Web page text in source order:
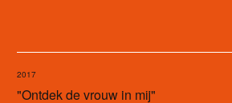
"Ontdek de vrouw in mij"
2017